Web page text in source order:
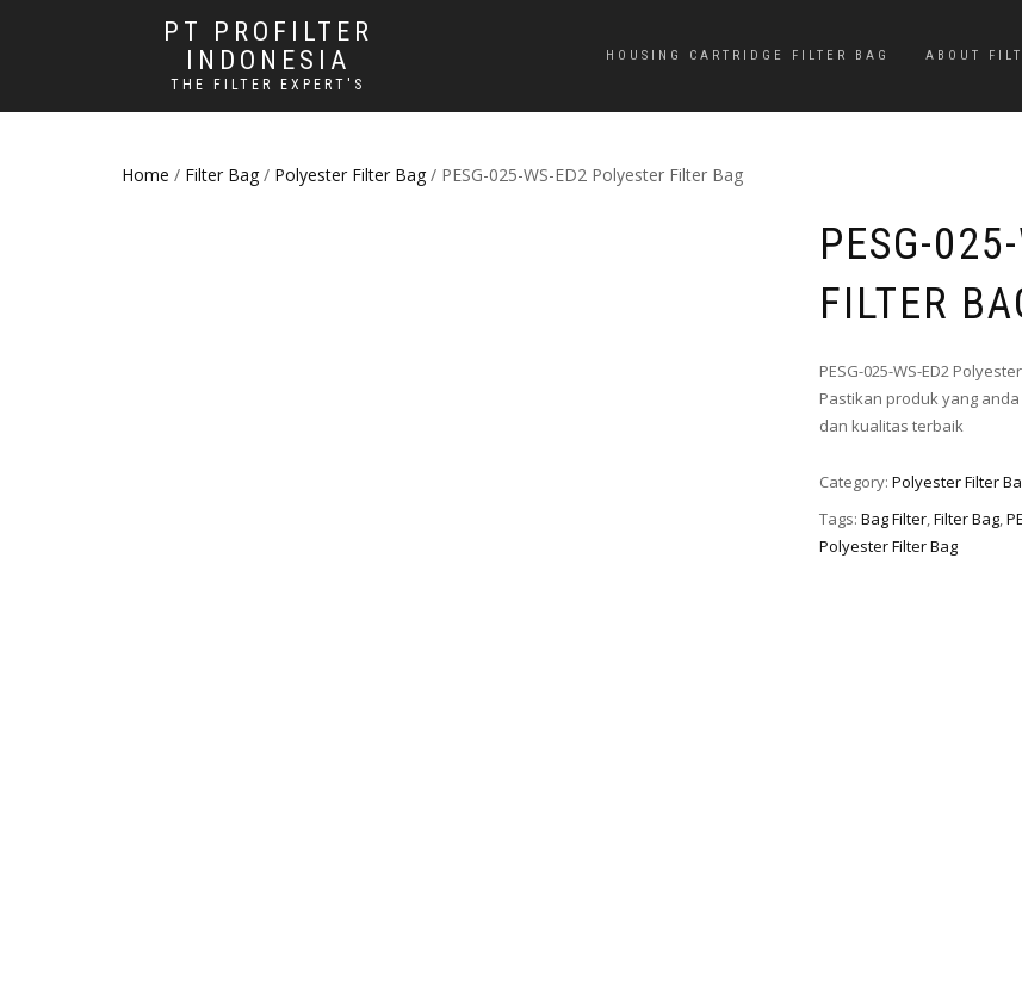
PT PROFILTER
INDONESIA
THE FILTER EXPERT'S
HOUSING CARTRIDGE FILTER BAG ABOUT
Home / Filter Bag / Polyester Filter Bag / PESG-025-WS-ED2 Polyester Filter Bag
PESG-
FILTER
PESG-025-WS-ED2
Pastikan produk yang
dan kualitas terbaik
Category: Polyester Filter
Tags: Bag Filter,Filter Bag,
Polyester Filter Bag